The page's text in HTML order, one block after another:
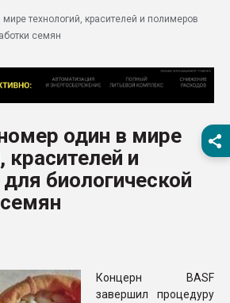
28.07.2026
первый план в
28.07.2026
ситуацией на
Всё, что касается
мире технологий, красителей и полимеров
семян
один в мире
красителей и
биологической
Концерн BASF
завершил процедуру